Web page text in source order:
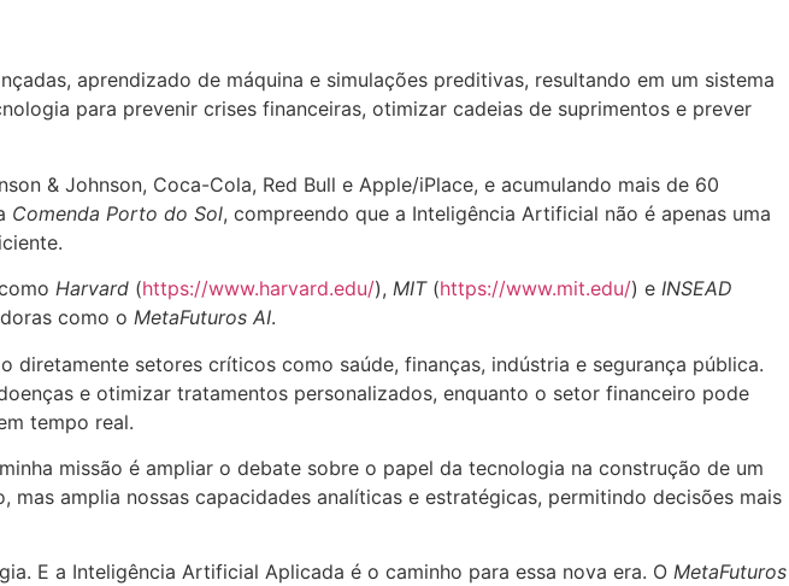
aprendizado de máquina e simulações preditivas, resultando em um sistema
para prevenir crises financeiras, otimizar cadeias de suprimentos e prever
& Johnson, Coca-Cola, Red Bull e Apple/iPlace, e acumulando mais de 60
Comenda Porto do Sol, compreendo que a Inteligência Artificial não é apenas uma
Harvard (https://www.harvard.edu/), MIT(https://www.mit.edu/) e INSEAD
como o MetaFuturos AI.
setores críticos como saúde, finanças, indústria e segurança pública.
e otimizar tratamentos personalizados, enquanto o setor financeiro pode
tempo real.
missão é ampliar o debate sobre o papel da tecnologia na construção de um
amplia nossas capacidades analíticas e estratégicas, permitindo decisões mais
E a Inteligência Artificial Aplicada é o caminho para essa nova era. O MetaFuturos